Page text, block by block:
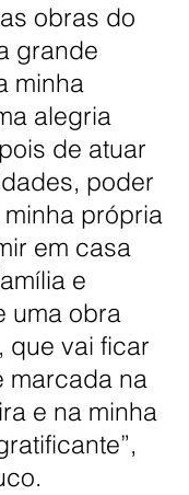
obras do
grande
minha
alegria
de atuar
poder
própria
em casa
e
uma obra
que vai ficar
marcada na
e na minha